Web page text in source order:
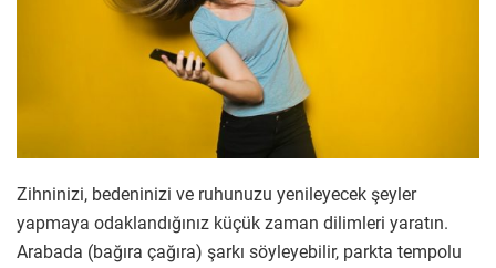
Zihninizi, bedeninizi ve ruhunuzu yenileyecek şeyler
yapmaya odaklandığınız küçük zaman dilimleri yaratın.
Arabada (bağıra çağıra) şarkı söyleyebilir, parkta tempolu